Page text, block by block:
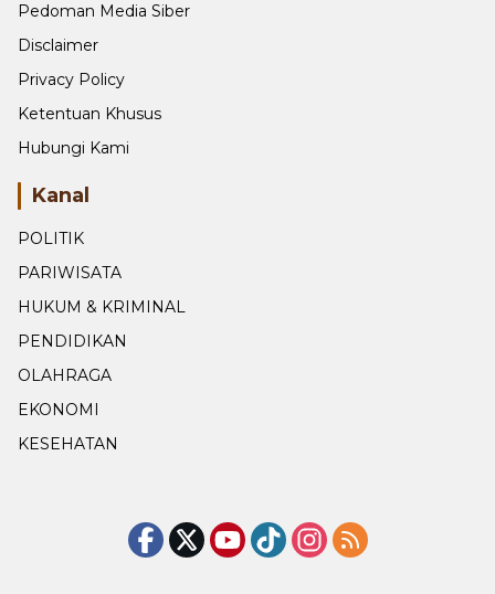
Pedoman Media Siber
Disclaimer
Privacy Policy
Ketentuan Khusus
Hubungi Kami
Kanal
POLITIK
PARIWISATA
HUKUM & KRIMINAL
PENDIDIKAN
OLAHRAGA
EKONOMI
KESEHATAN